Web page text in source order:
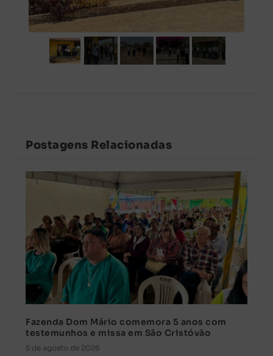
Postagens Relacionadas
Fazenda Dom Mário comemora 5 anos com
testemunhos e missa em São Cristóvão
5 de agosto de 2026